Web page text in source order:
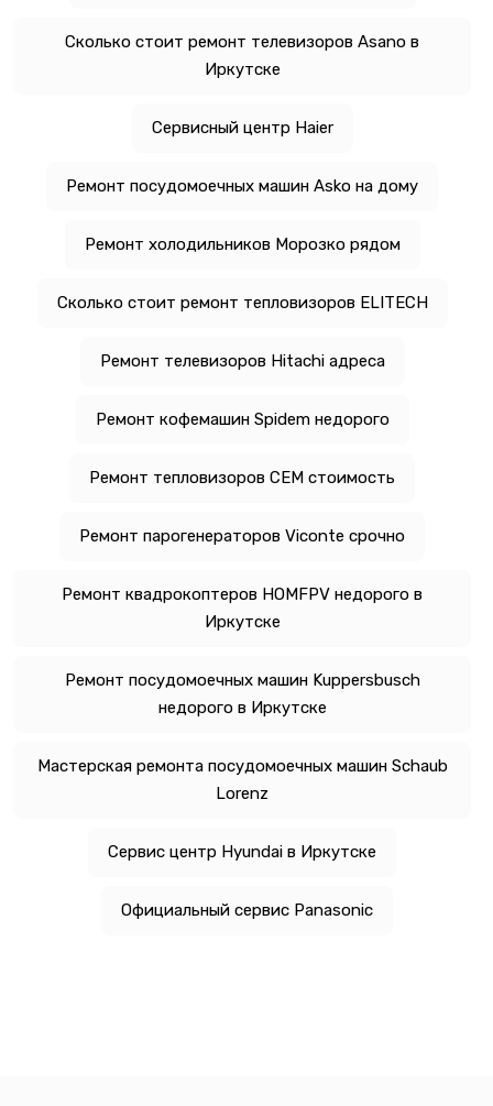
Сколько стоит ремонт телевизоров Asano в
Иркутске
Сервисный центр Haier
Ремонт посудомоечных машин Asko на дому
Ремонт холодильников Морозко рядом
Сколько стоит ремонт тепловизоров ELITECH
Ремонт телевизоров Hitachi адреса
Ремонт кофемашин Spidem недорого
Ремонт тепловизоров CEM стоимость
Ремонт парогенераторов Viconte срочно
Ремонт квадрокоптеров HOMFPV недорого в
Иркутске
Ремонт посудомоечных машин Kuppersbusch
недорого в Иркутске
Мастерская ремонта посудомоечных машин Schaub
Lorenz
Сервис центр Hyundai в Иркутске
Официальный сервис Panasonic